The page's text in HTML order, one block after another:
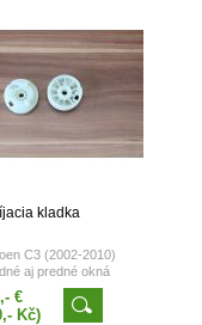
kladka
C3 (2002-2010)
aj predné okná
€
Kč)